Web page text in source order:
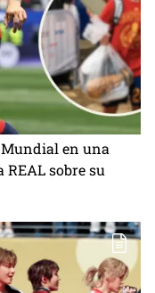
en una
REAL sobre su